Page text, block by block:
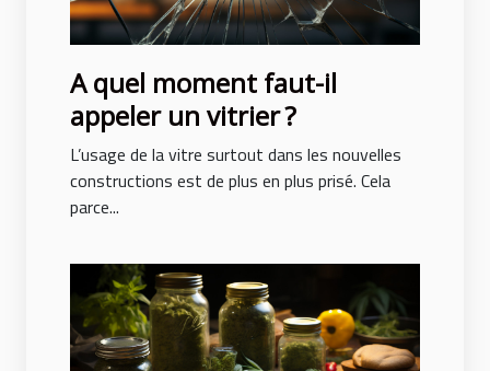
A quel moment faut-il
appeler un vitrier ?
L’usage de la vitre surtout dans les nouvelles
constructions est de plus en plus prisé. Cela
parce...